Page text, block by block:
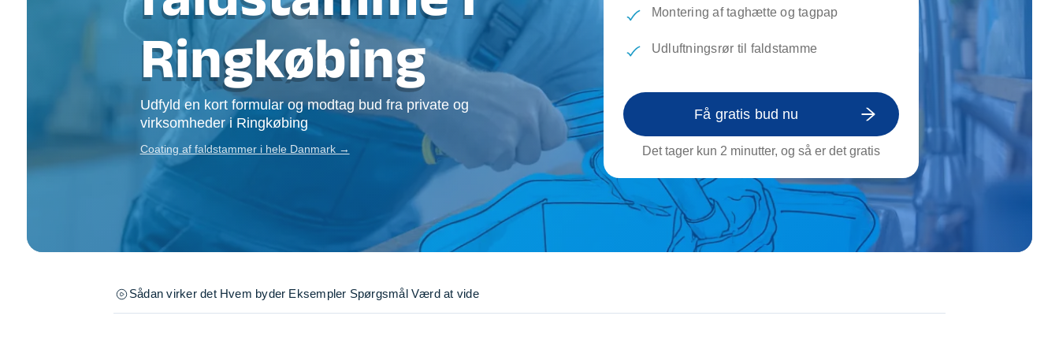
Opsætning af skillevæg
Rengøring
Reparation af tagrende
Træfældning
Tunge løft
TV installation og opsætning
Udflytnings rengøring
Underholdning
Vinduespudsning
Ringkøbing
Udfyld en kort formular og modtag bud fra private og
virksomheder i Ringkøbing
Coating af faldstammer i hele Danmark →
Montering af taghætte og tagpap
Udluftningsrør til faldstamme
Få gratis bud nu
Det tager kun 2 minutter, og så er det gratis
Sådan virker det Hvem byder Eksempler Spørgsmål Værd at vide